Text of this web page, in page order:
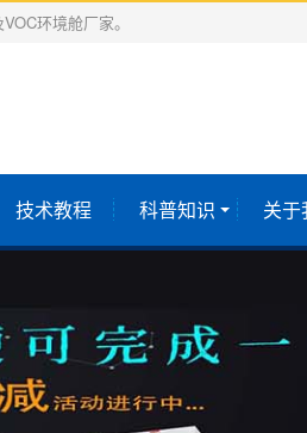
环境舱厂家。
技术教程 科普知识 关于